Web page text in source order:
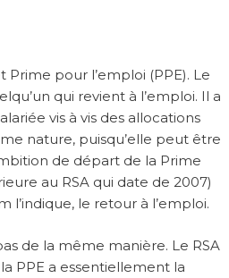
pour l’emploi (PPE). Le
qui revient à l’emploi. Il a
vis à vis des allocations
nature, puisqu’elle peut être
de départ de la Prime
au RSA qui date de 2007)
le retour à l’emploi.
de la même manière. Le RSA
PPE a essentiellement la